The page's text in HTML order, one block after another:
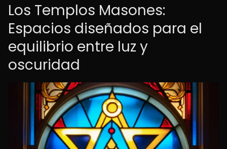
Los Templos Masones:
Espacios diseñados para el
equilibrio entre luz y
oscuridad